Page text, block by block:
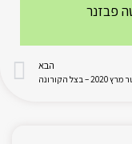
פבזנר
הבא
– בצל הקורונה